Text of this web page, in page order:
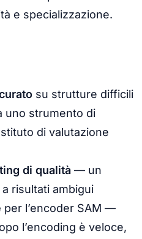
e specializzazione.
su strutture difficili
uno strumento di
di valutazione
di qualità — un
risultati ambigui
per l’encoder SAM —
l’encoding è veloce,